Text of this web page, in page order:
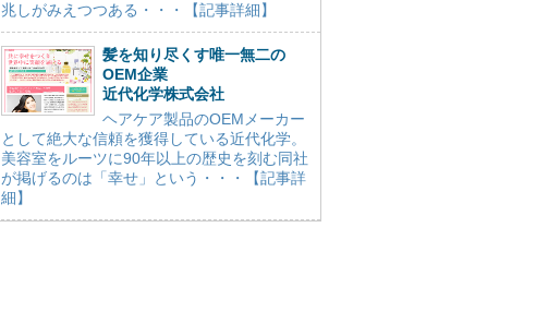
兆しがみえつつある・・・【記事詳細】
髪を知り尽くす唯一無二の
OEM企業
近代化学株式会社
ヘアケア製品のOEMメーカー
として絶大な信頼を獲得している近代化学。
美容室をルーツに90年以上の歴史を刻む同社
が掲げるのは「幸せ」という・・・【記事詳
細】